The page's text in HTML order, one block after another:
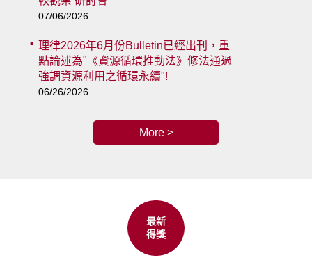
07/06/2026
理律2026年6月份Bulletin已經出刊，重
點論述為"《資源循環推動法》修法通過
強調資源利用之循環永續"!
06/26/2026
More >
最新
得獎